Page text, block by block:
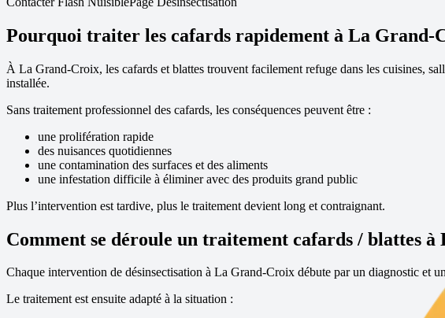
Pourquoi traiter les cafards rapidement à La Grand-
À La Grand-Croix, les cafards et blattes trouvent facilement refuge dans les cuisines,
installée.
Sans traitement professionnel des cafards, les conséquences peuvent être :
une prolifération rapide
des nuisances quotidiennes
une contamination des surfaces et des aliments
une infestation difficile à éliminer avec des produits grand public
Plus l’intervention est tardive, plus le traitement devient long et contraignant.
Comment se déroule un traitement cafards / blattes à
Chaque intervention de désinsectisation à La Grand-Croix débute par un diagnostic et
Le traitement est ensuite adapté à la situation :